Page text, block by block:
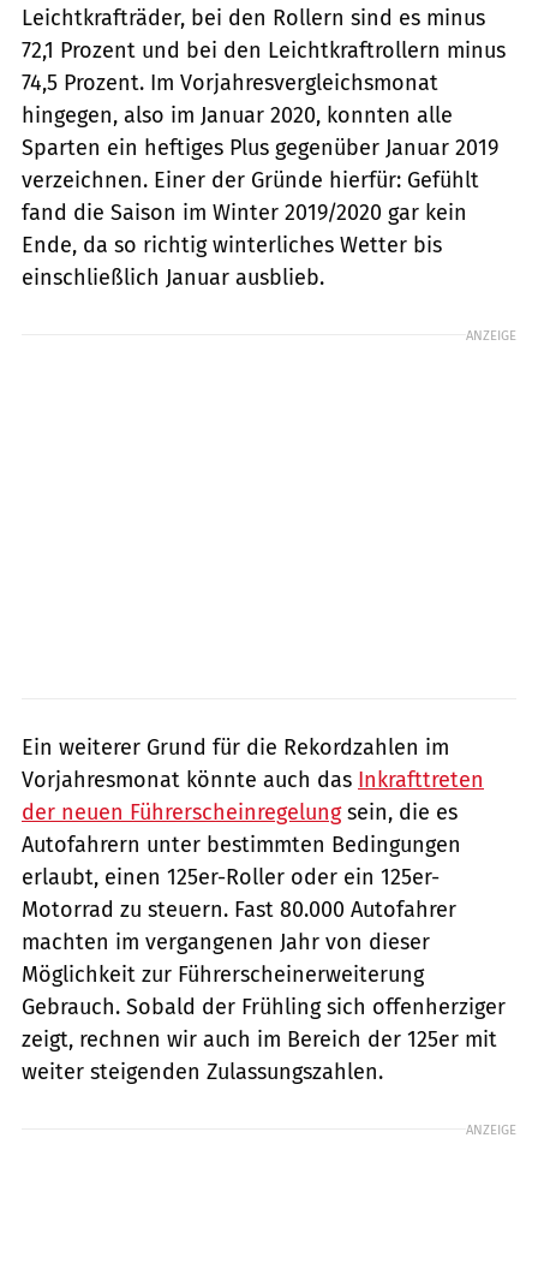
Leichtkrafträder, bei den Rollern sind es minus
72,1 Prozent und bei den Leichtkraftrollern minus
74,5 Prozent. Im Vorjahresvergleichsmonat
hingegen, also im Januar 2020, konnten alle
Sparten ein heftiges Plus gegenüber Januar 2019
verzeichnen. Einer der Gründe hierfür: Gefühlt
fand die Saison im Winter 2019/2020 gar kein
Ende, da so richtig winterliches Wetter bis
einschließlich Januar ausblieb.
ANZEIGE
Ein weiterer Grund für die Rekordzahlen im
Vorjahresmonat könnte auch das Inkrafttreten
der neuen Führerscheinregelungsein, die es
Autofahrern unter bestimmten Bedingungen
erlaubt, einen 125er-Roller oder ein 125er-
Motorrad zu steuern. Fast 80.000 Autofahrer
machten im vergangenen Jahr von dieser
Möglichkeit zur Führerscheinerweiterung
Gebrauch. Sobald der Frühling sich offenherziger
zeigt, rechnen wir auch im Bereich der 125er mit
weiter steigenden Zulassungszahlen.
ANZEIGE